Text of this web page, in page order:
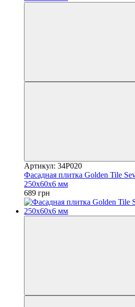
Артикул: 34P020
Фасадная плитка Golden Tile
250х60х6 мм
689 грн